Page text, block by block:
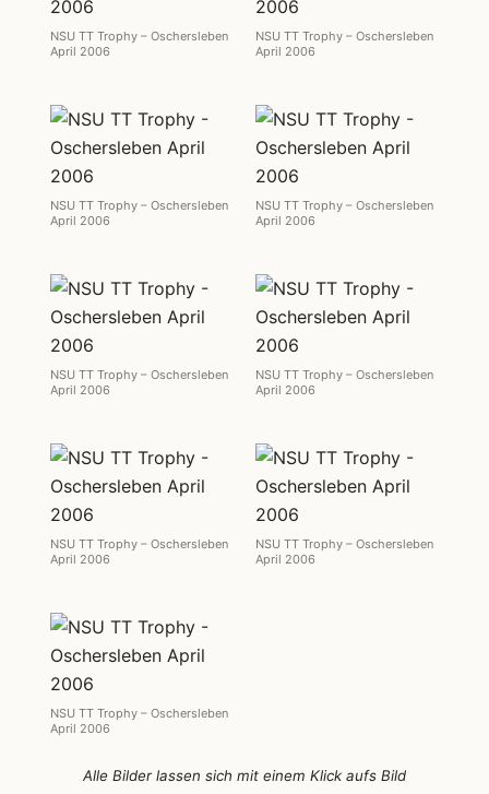
NSU TT Trophy – Oschersleben
April 2006
NSU TT Trophy – Oschersleben
April 2006
NSU TT Trophy – Oschersleben
April 2006
NSU TT Trophy – Oschersleben
April 2006
NSU TT Trophy – Oschersleben
April 2006
NSU TT Trophy – Oschersleben
April 2006
NSU TT Trophy – Oschersleben
April 2006
NSU TT Trophy – Oschersleben
April 2006
NSU TT Trophy – Oschersleben
April 2006
Alle Bilder lassen sich mit einem Klick aufs Bild